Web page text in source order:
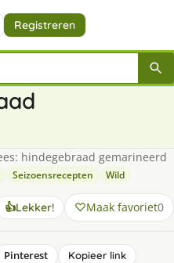
Registreren
hindegebraad gemarineerd
Seizoensrecepten Wild
👍Lekker! Maak favoriet0
Pinterest
Kopieer link